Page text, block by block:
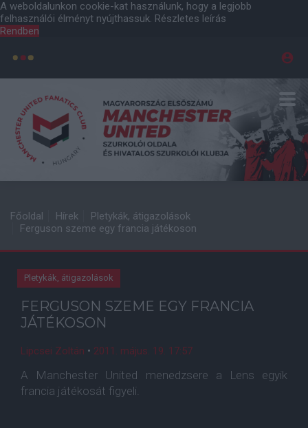
A weboldalunkon cookie-kat használunk, hogy a legjobb
felhasználói élményt nyújthassuk. Részletes leírás
Rendben
Főoldal Hírek
Pletykák, átigazolások
Ferguson szeme egy francia játékoson
Pletykák, átigazolások
FERGUSON SZEME EGY FRANCIA
JÁTÉKOSON
Lipcsei Zoltán • 2011. május. 19. 17:57
A Manchester United menedzsere a Lens egyik
francia játékosát figyeli.